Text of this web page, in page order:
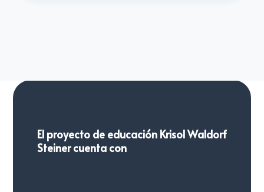
El proyecto de educación Krisol Waldorf
Steiner cuenta con